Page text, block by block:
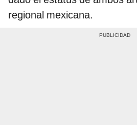
regional mexicana.